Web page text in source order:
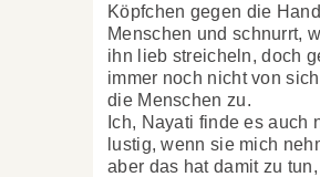
Köpfchen gegen die
Menschen und schnurrt,
ihn lieb streicheln, doch
immer noch nicht von
die Menschen zu.
Ich, Nayati finde es auch
lustig, wenn sie mich
aber das hat damit zu